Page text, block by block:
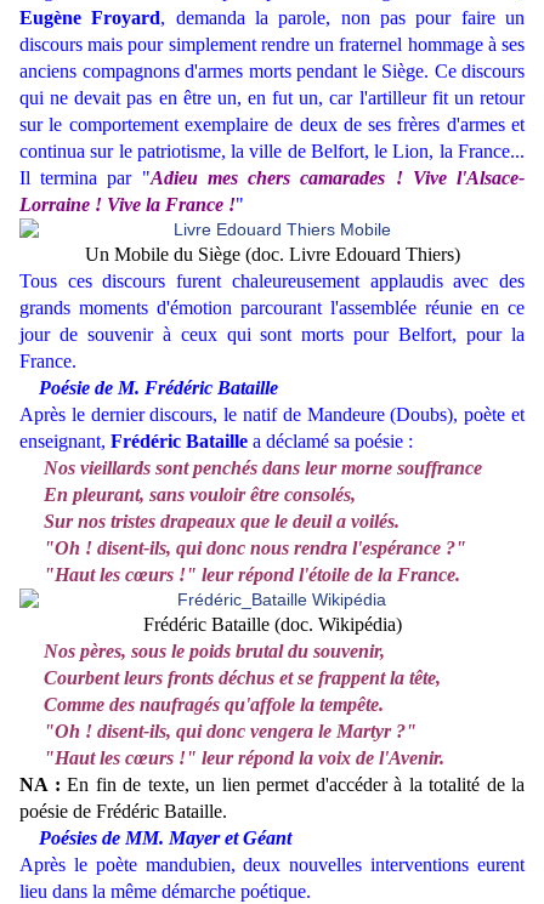
Eugène Froyard, demanda la parole, non pas pour faire un
discours mais pour simplement rendre un fraternel hommage à ses
anciens compagnons d'armes morts pendant le Siège. Ce discours
qui ne devait pas en être un, en fut un, car l'artilleur fit un retour
sur le comportement exemplaire de deux de ses frères d'armes et
continua sur le patriotisme, la ville de Belfort, le Lion, la France...
Il termina par "Adieu mes chers camarades ! Vive l'Alsace-
Lorraine ! Vive la France !"
Un Mobile du Siège (doc. Livre Edouard Thiers)
Tous ces discours furent chaleureusement applaudis avec des
grands moments d'émotion parcourant l'assemblée réunie en ce
jour de souvenir à ceux qui sont morts pour Belfort, pour la
France.
Poésie de M. Frédéric Bataille
Après le dernier discours, le natif de Mandeure (Doubs), poète et
enseignant, Frédéric Bataille a déclamé sa poésie :
Nos vieillards sont penchés dans leur morne souffrance
En pleurant, sans vouloir être consolés,
Sur nos tristes drapeaux que le deuil a voilés.
"Oh ! disent-ils, qui donc nous rendra l'espérance ?"
"Haut les cœurs !" leur répond l'étoile de la France.
Frédéric Bataille (doc. Wikipédia)
Nos pères, sous le poids brutal du souvenir,
Courbent leurs fronts déchus et se frappent la tête,
Comme des naufragés qu'affole la tempête.
"Oh ! disent-ils, qui donc vengera le Martyr ?"
"Haut les cœurs !" leur répond la voix de l'Avenir.
NA : En fin de texte, un lien permet d'accéder à la totalité de la
poésie de Frédéric Bataille.
Poésies de MM. Mayer et Géant
Après le poète mandubien, deux nouvelles interventions eurent
lieu dans la même démarche poétique.